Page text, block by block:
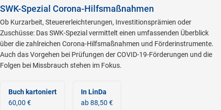
SWK-Spezial Corona-Hilfsmaßnahmen
Ob Kurzarbeit, Steuererleichterungen, Investitionsprämien oder
Zuschüsse: Das SWK-Spezial vermittelt einen umfassenden Überblick
über die zahlreichen Corona-Hilfsmaßnahmen und Förderinstrumente.
Auch das Vorgehen bei Prüfungen der COVID-19-Förderungen und die
Folgen bei Missbrauch stehen im Fokus.
Buch kartoniert
60,00 €
In LinDa
ab 88,50 €